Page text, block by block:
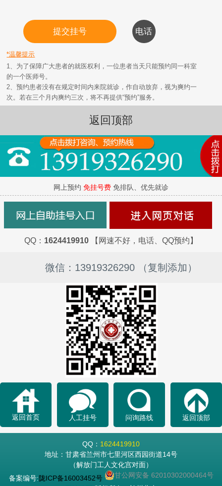
*温馨提示
1、为了保障广大患者的就医权利，一位患者当天只能预约同一科室
的一个医师号。
2、预约患者没有在规定时间内来院就诊，作自动放弃，视为爽约一
次。若在三个月内爽约三次，将不再提供“预约”服务。
返回顶部
网上预约 免挂号费 免排队、优先就诊
QQ： 1624419910 【网速不好，电话、QQ预约】
微信：13919326290 （复制添加）
返回首页 人工挂号 问询路线 返回顶部
QQ： 1624419910
地址：甘肃省兰州市七里河区西园街道14号
（解放门工人文化宫对面）
备案编号:陇ICP备16003452号
甘公网安备 62010302000464号